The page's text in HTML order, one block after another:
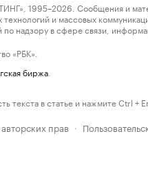
Сообщения и
и массовых
надзору в сфере связи,
«РБК».
биржа
текста в статье и нажмите Ctrl +
прав ·